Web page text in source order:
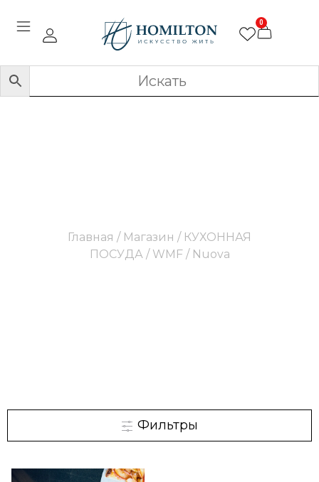
0
Главная / Магазин / КУХОННАЯ
ПОСУДА/ WMF/ Nuova
Фильтры